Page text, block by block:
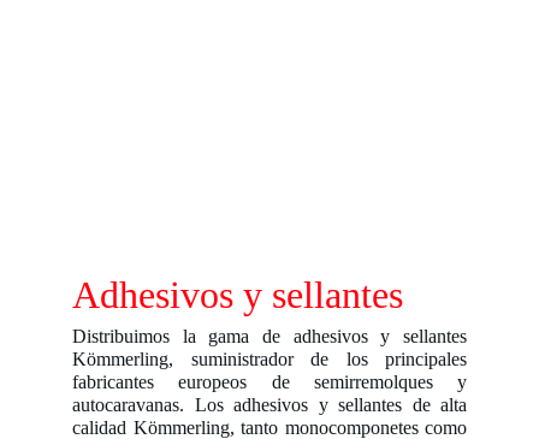
Adhesivos y sellantes
Distribuimos la gama de adhesivos y sellantes
Kömmerling, suministrador de los principales
fabricantes europeos de semirremolques y
autocaravanas. Los adhesivos y sellantes de alta
calidad Kömmerling, tanto monocomponetes como